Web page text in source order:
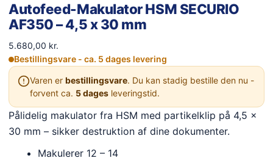
Autofeed-Makulator HSM SECURIO
AF350 – 4,5 x 30 mm
5.680,00 kr.
Bestillingsvare - ca. 5 dages levering
Varen er bestillingsvare. Du kan stadig bestille den nu -
forvent ca. 5 dages leveringstid.
Pålidelig makulator fra HSM med partikelklip på 4,5 x
30 mm – sikker destruktion af dine dokumenter.
Makulerer 12 – 14